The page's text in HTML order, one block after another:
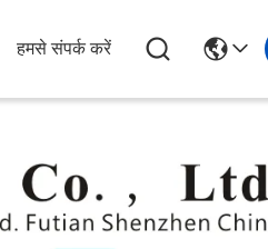
हमसे संपर्क करें